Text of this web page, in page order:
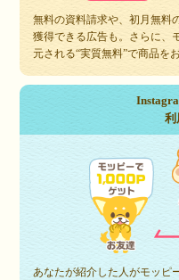
無料の資料請求や、初月無料
獲得できる広告も。さらに、
元される“実質無料”で商品を
利
あなたが紹介した人がモッピ